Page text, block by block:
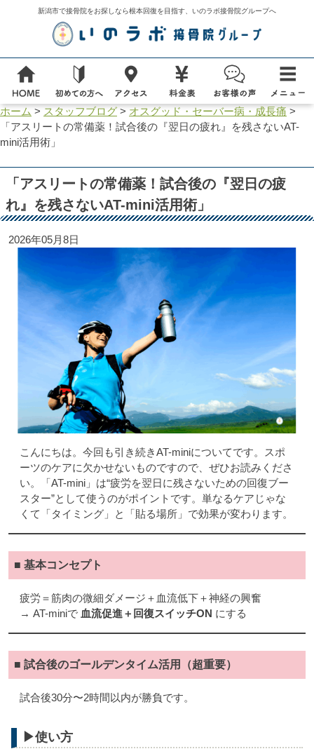
新潟市で接骨院をお探しなら根本回復を目指す、いのラボ接骨院グループへ
ホーム > スタッフブログ> オスグッド・セーバー病・成長痛 >
「アスリートの常備薬！試合後の『翌日の疲れ』を残さないAT-
mini活用術」
「アスリートの常備薬！試合後の『翌日の疲
れ』を残さないAT-mini活用術」
2026年05月8日
こんにちは。今回も引き続きAT-miniについてです。スポ
ーツのケアに欠かせないものですので、ぜひお読みくださ
い。「AT-mini」は“疲労を翌日に残さないための回復ブー
スター”として使うのがポイントです。単なるケアじゃな
くて「タイミング」と「貼る場所」で効果が変わります。
■ 基本コンセプト
疲労＝筋肉の微細ダメージ＋血流低下＋神経の興奮
→ AT-miniで 血流促進＋回復スイッチON にする
■ 試合後のゴールデンタイム活用（超重要）
試合後30分〜2時間以内が勝負です。
▶使い方